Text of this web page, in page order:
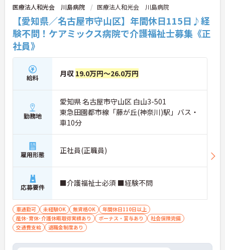
医療法人和光会 川島病院 医療法人和光会 川島病院
【愛知県／名古屋市守山区】年間休日115日♪経
験不問！ケアミックス病院で介護福祉士募集《正
社員》
給料 月収 19.0万円～26.0万円
勤務地
愛知県 名古屋市守山区 白山3-501
東急田園都市線「藤が丘(神奈川)駅」バス・
車10分
雇用形態 正社員(正職員)
応募要件 ■介護福祉士必須 ■経験不問
車通勤可 未経験OK 無資格OK
年間休日110日以上
産休･育休･介護休暇取得実績あり
ボーナス・賞与あり
社会保険完備
交通費支給
退職金制度あり